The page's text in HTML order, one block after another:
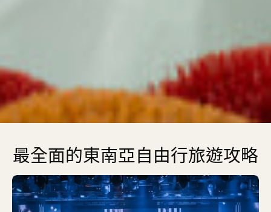
最全面的東南亞自由行旅遊攻略